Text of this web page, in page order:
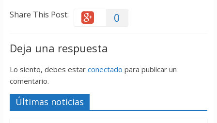
Share This Post: 0
Deja una respuesta
Lo siento, debes estar conectado para publicar un
comentario.
Últimas noticias